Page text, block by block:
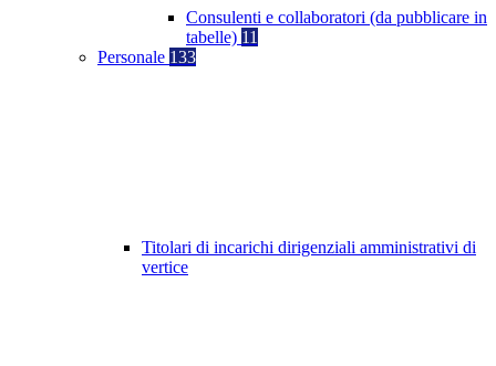
Consulenti e collaboratori (da pubblicare in
tabelle) 11
Personale 133
Titolari di incarichi dirigenziali amministrativi di
vertice